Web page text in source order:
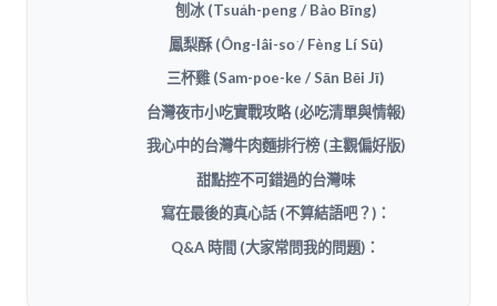
刨冰 (Tsua̍h-peng / Bào Bīng)
鳳梨酥 (Ông-lâi-so͘ / Fèng Lí Sū)
三杯雞 (Sam-poe-ke / Sān Bēi Jī)
台灣夜市小吃實戰攻略 (必吃清單與情報)
我心中的台灣牛肉麵排行榜 (主觀偏好版)
甜點控不可錯過的台灣味
寫在最後的真心話 (不算結語吧？)：
Q&A 時間 (大家常問我的問題)：